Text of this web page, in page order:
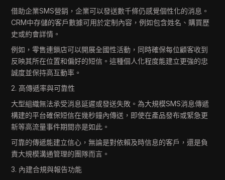
借助企業SMS營銷，企業可以發送數千條仍感覺個性化的消息。
CRM中存儲的客戶數據可用於定制內容，例如包含姓名、購買歷
史或約會詳情。
例如，零售連鎖店可以開展全國性活動，同時確保每位顧客收到
反映其所在位置和偏好的短信。這種個人化程度能建立更強的忠
誠度並保持高互動率。
2. 高傳遞率與可靠性
大型組織無法承受消息延遲或發送失敗。為大規模SMS消息傳遞
構建的平台確保短信在幾秒鐘內傳送，即使在產品發布或緊急更
新等高流量事件期間亦是如此。
可靠的傳遞能建立信心，無論是對依賴及時信息的客戶，還是負
責大規模溝通管理的團隊而言。
3. 內建合規與報告功能